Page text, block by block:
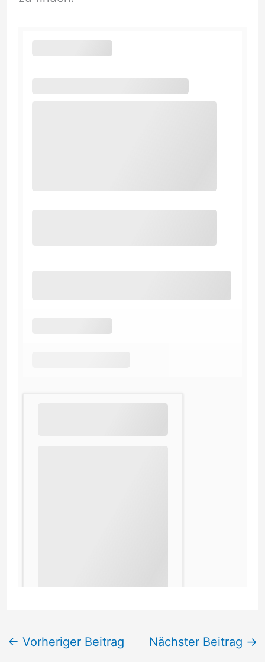
← Vorheriger Beitrag Nächster Beitrag →